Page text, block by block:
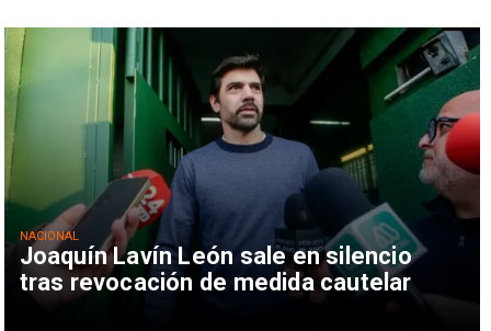
Joaquín Lavín León sale en silencio
tras revocación de medida cautelar
NACIONAL